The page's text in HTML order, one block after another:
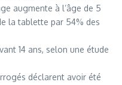
augmente à l’âge de 5
la tablette par 54% des
14 ans, selon une étude
déclarent avoir été